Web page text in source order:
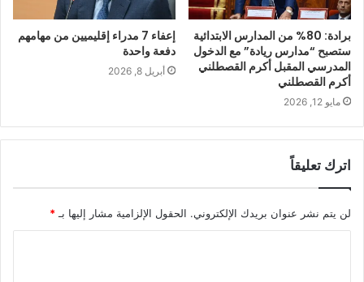
برادة: 80% من المدارس الابتدائية
ستصبح “مدارس ريادة” مع الدخول
المدرسي المقبل أكرم القصطلني
أكرم القصطلني
مايو 12, 2026
إعفاء 7 مدراء إقليميين من مهامهم
دفعة واحدة
أبريل 8, 2026
اترك تعليقاً
لن يتم نشر عنوان بريدك الإلكتروني. الحقول الإلزامية مشار إليها بـ *